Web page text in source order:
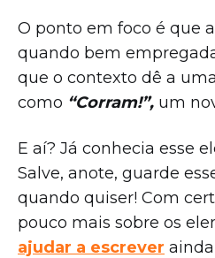
O ponto em foco é que
quando bem
que o contexto dê a
como “Corram!”, um
E aí? Já conhecia esse
Salve, anote, guarde
quando quiser! Com
pouco mais sobre os
ajudar a escrever